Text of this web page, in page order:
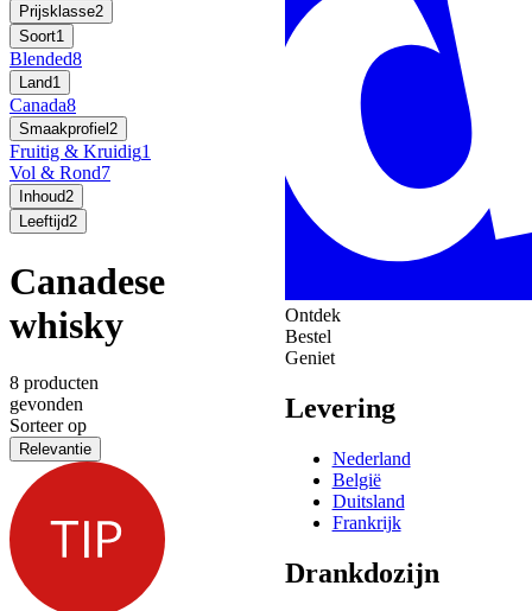
Prijsklasse2
Soort1
Blended8
Land1
Canada8
Smaakprofiel 2
Fruitig & Kruidig1
Vol & Rond7
Inhoud2
Leeftijd2
Canadese
whisky
8 producten
gevonden
Sorteer op
Relevantie
Ontdek
Bestel
Geniet
Levering
Nederland
België
Duitsland
Frankrijk
Drankdozijn